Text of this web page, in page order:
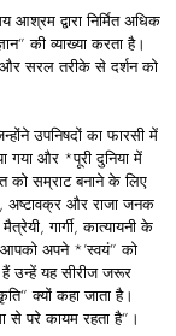
द्वारा निर्मित अधिक
की व्याख्या करता है।
और सरल तरीके से दर्शन को
उपनिषदों का फारसी में
गया और *पूरी दुनिया में
को सम्राट बनाने के लिए
अष्टावक्र और राजा जनक
गार्गी, कात्यायनी के
अपने *’स्वयं” को
उन्हें यह सीरीज जरूर
क्यों कहा जाता है।
से परे कायम रहता है”।